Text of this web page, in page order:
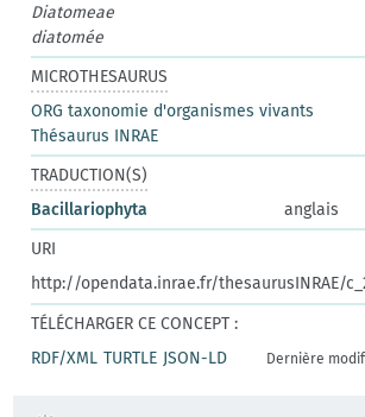
Diatomeae
diatomée
MICROTHESAURUS
ORG taxonomie d'organismes vivants
Thésaurus INRAE
TRADUCTION(S)
Bacillariophyta
anglais
URI
http://opendata.inrae.fr/thesaurusINRAE/
TÉLÉCHARGER CE CONCEPT :
RDF/XML TURTLE JSON-LD Dernière